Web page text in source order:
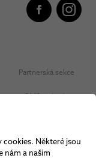
Partnerská sekce
Oblíbená místa
podmínky Vouchery
cookies. Některé jsou
nám a našim